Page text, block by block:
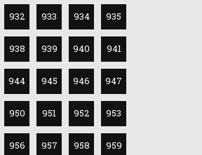
932 933 934 935
938 939 940 941
944 945 946 947
950 951 952 953
956 957 958 959